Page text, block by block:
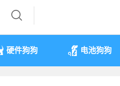
硬件狗狗 电池狗狗